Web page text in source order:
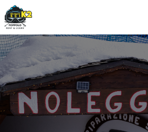
Salta
contenuto